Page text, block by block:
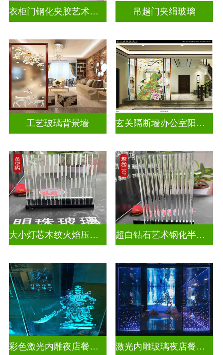
衣柜门钢化夹胶艺术玻璃 吊趟门夹绢玻璃
工艺玻璃背景墙 玄关隔断墙办公室阳台挡门山水画背景墙玻璃
大小灯芯木纹火焰压花玻璃 超白钻石艺术钢化半透明压花玻璃
彩色激光内雕夜店餐厅装饰 激光内雕玻璃夜店餐厅装饰